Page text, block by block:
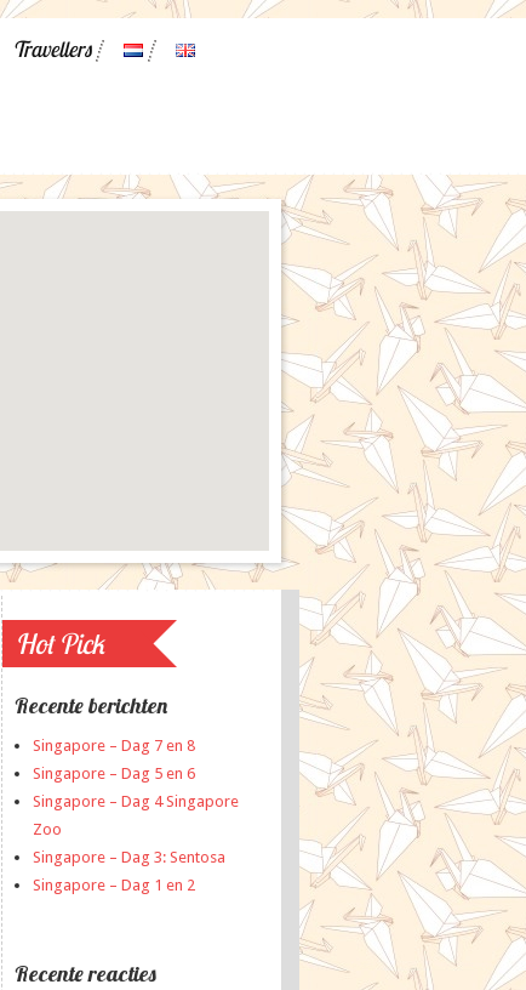
Travellers
Hot Pick
Recente berichten
Singapore – Dag 7 en 8
Singapore – Dag 5 en 6
Singapore – Dag 4 Singapore
Zoo
Singapore – Dag 3: Sentosa
Singapore – Dag 1 en 2
Recente reacties